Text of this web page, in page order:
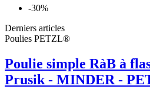
-30%
Derniers articles
Poulies PETZL®
Poulie simple RàB à
Prusik - MINDER -